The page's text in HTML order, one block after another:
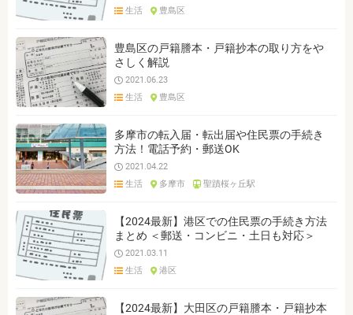
生活
豊島区
豊島区の戸籍謄本・戸籍抄本の取り方をや
さしく解説
2021.06.23
生活
豊島区
多摩市の転入届・転出届や住民票の手続き
方法！電話予約・郵送OK
2021.04.22
生活
多摩市 聖蹟桜ヶ丘駅
【2024最新】港区での住民票の手続き方法
まとめ ＜郵送・コンビニ・土日も対応＞
2021.03.11
生活
港区
【2024最新】大田区の戸籍謄本・戸籍抄本